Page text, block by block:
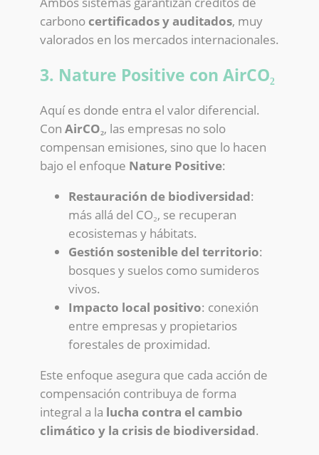
carbonocertificados y auditados, muy
valorados en los mercados internacionales.
3. Nature Positive con AirCO₂
Aquí es donde entra el valor diferencial.
Con AirCO₂, las empresas no solo
compensan emisiones, sino que lo hacen
bajo el enfoque Nature Positive:
Restauración de biodiversidad:
más allá del CO₂, se recuperan
ecosistemas y hábitats.
Gestión sostenible del territorio:
bosques y suelos como sumideros
vivos.
Impacto local positivo: conexión
entre empresas y propietarios
forestales de proximidad.
Este enfoque asegura que cada acción de
compensación contribuya de forma
integral a la lucha contra el cambio
climático y la crisis de biodiversidad.